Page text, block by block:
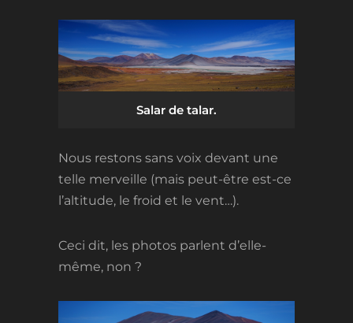
Salar de talar.
Nous restons sans voix devant une
telle merveille (mais peut-être est-ce
l’altitude, le froid et le vent…).
Ceci dit, les photos parlent d’elle-
même, non ?